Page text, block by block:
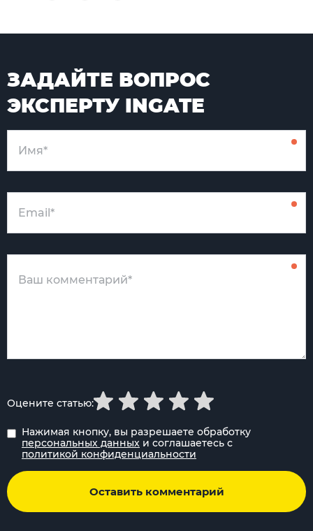
ЗАДАЙТЕ ВОПРОС
ЭКСПЕРТУ INGATE
Нажимая кнопку, вы разрешаете обработку
персональных данных и соглашаетесь с
политикой конфиденциальности
Оставить комментарий
Оцените статью: